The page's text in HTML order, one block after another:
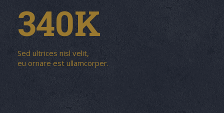
340K
Sed ultrices nisl velit,
eu ornare est ullamcorper.